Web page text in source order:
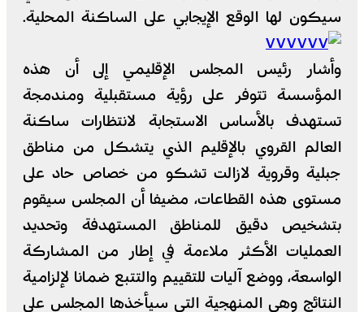
سيكون لها الوقع الإيجابي على الساكنة المحلية.
وأشار رئيس المجلس الإقليمي إلى أن هذه
المؤسسة تتوفر على رؤية مستقبلية ومندمجة
تستهدف بالأساس الاستجابة لانتظارات ساكنة
العالم القروي بالإقليم الذي يتشكل من مناطق
جبلية وقروية لازالت تشكو من خصاص حاد على
مستوى هذه القطاعات، مضيفا أن المجلس سيقوم
بتشخيص دقيق للمناطق المستهدفة وتحديد
العمليات الأكثر ملاءمة في إطار من المشاركة
الواسعة، ووضع آليات للتقييم والتتبع ضمانا لإلزامية
النتائج وهي المنهجية التي سيأخذها المجلس على